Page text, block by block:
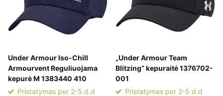
Under Armour Iso-Chill
Armourvent Reguliuojama
kepurė M 1383440 410
Pristatymas per 2-5 d.d
„Under Armour Team
Blitzing“ kepuraitė 1376702-
001
Pristatymas per 2-5 d.d